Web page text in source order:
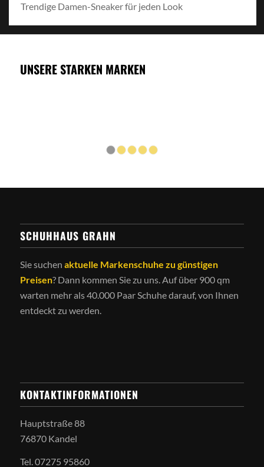
Trendige Damen-Sneaker für jeden Look
UNSERE STARKEN MARKEN
SCHUHHAUS GRAHN
Sie suchen aktuelle Markenschuhe zu günstigen
Preisen? Dann kommen Sie zu uns. Auf über 900 qm
warten mehr als 40.000 Paar Schuhe darauf, von Ihnen
entdeckt zu werden.
KONTAKTINFORMATIONEN
Hauptstraße 88
76870 Kandel
Tel. 07275 95860